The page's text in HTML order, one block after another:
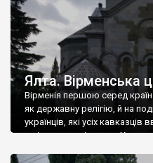
Ялта. Вірменська
Вірменія першою серед
як державну релігію, й на
українців, які усіх
є відданими вірянами Христа